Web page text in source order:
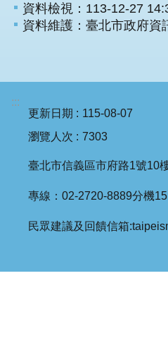
資料檢視： 113-12-27
資料維護： 臺北市政府資
:::
更新日期
115-08-07
瀏覽人次
7303
臺北市信義區市府路1號10
專線：02-2720-8889分機
民眾建議及回饋信箱